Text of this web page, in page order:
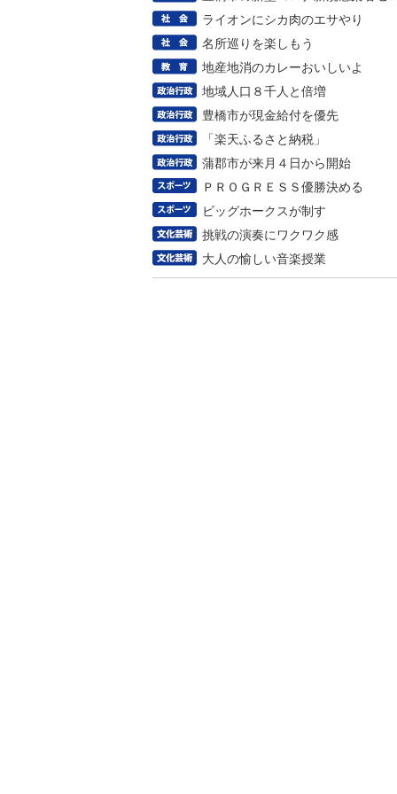
ライオンにシカ肉のエサやり
名所巡りを楽しもう
地産地消のカレーおいしいよ
地域人口８千人と倍増
豊橋市が現金給付を優先
「楽天ふるさと納税」
蒲郡市が来月４日から開始
ＰＲＯＧＲＥＳＳ優勝決める
ビッグホークスが制す
挑戦の演奏にワクワク感
大人の愉しい音楽授業